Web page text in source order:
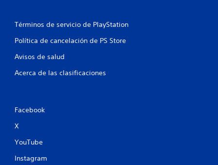
Términos de servicio de PlayStation
Política de cancelación de PS Store
Avisos de salud
Acerca de las clasificaciones
Facebook
X
YouTube
Instagram